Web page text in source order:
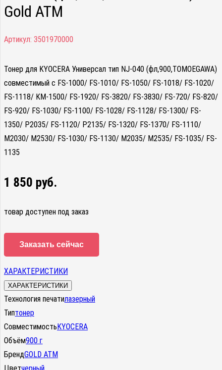
Gold ATM
Артикул: 3501970000
Тонер для KYOCERA Универсал тип NJ-040 (фл,900,TOMOEGAWA)
совместимый с FS-1000/ FS-1010/ FS-1050/ FS-1018/ FS-1020/
FS-1118/ KM-1500/ FS-1920/ FS-3820/ FS-3830/ FS-720/ FS-820/
FS-920/ FS-1030/ FS-1100/ FS-1028/ FS-1128/ FS-1300/ FS-
1350/ P2035/ FS-1120/ P2135/ FS-1320/ FS-1370/ FS-1110/
M2030/ M2530/ FS-1030/ FS-1130/ M2035/ M2535/ FS-1035/ FS-
1135
1 850 руб.
товар доступен под заказ
Заказать сейчас
ХАРАКТЕРИСТИКИ
ХАРАКТЕРИСТИКИ
Технология печатилазерный
Типтонер
СовместимостьKYOCERA
Объём900 г
БрендGOLD ATM